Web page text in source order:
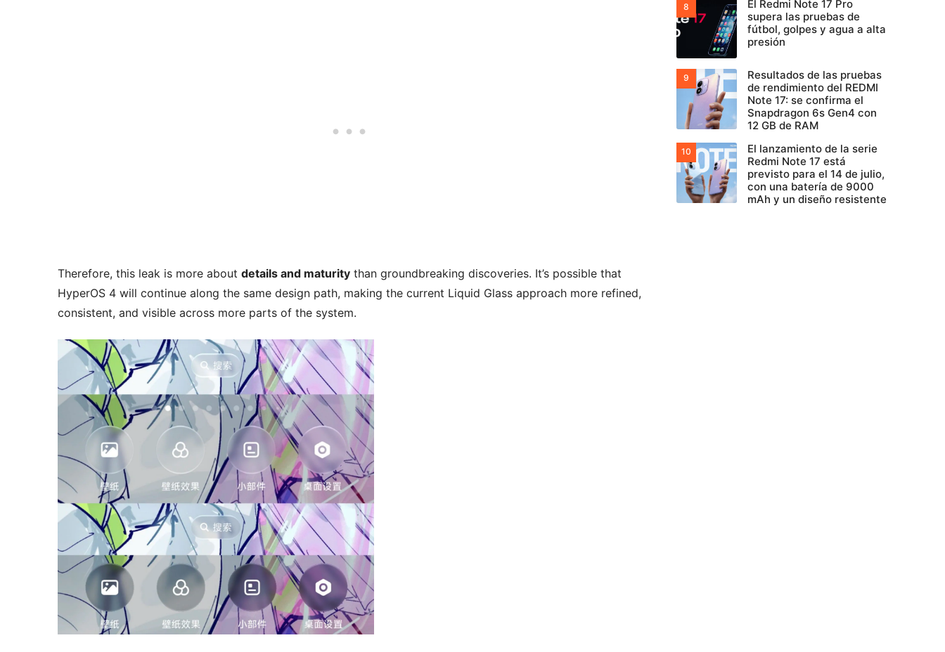
Therefore, this leak is more about details and maturity than groundbreaking discoveries. It’s possible that
HyperOS 4 will continue along the same design path, making the current Liquid Glass approach more refined,
consistent, and visible across more parts of the system.
El Redmi Note 17 Pro
supera las pruebas de
fútbol, golpes y agua a alta
presión
Resultados de las pruebas
de rendimiento del REDMI
Note 17: se confirma el
Snapdragon 6s Gen4 con
12 GB de RAM
El lanzamiento de la serie
Redmi Note 17 está
previsto para el 14 de julio,
con una batería de 9000
mAh y un diseño resistente